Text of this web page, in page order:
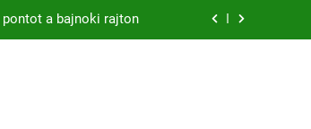
a bajnoki rajton
lépett pályára Érden